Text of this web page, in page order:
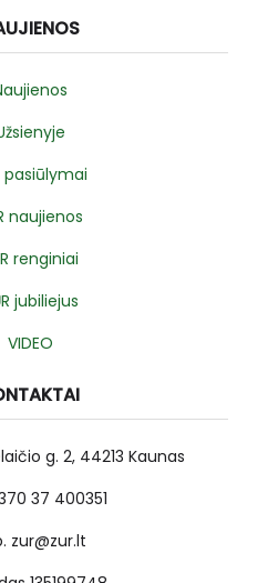
pasiūlymai
naujienos
renginiai
jubiliejus
VIDEO
g. 2, 44213 Kaunas
37 400351
zur@zur.lt